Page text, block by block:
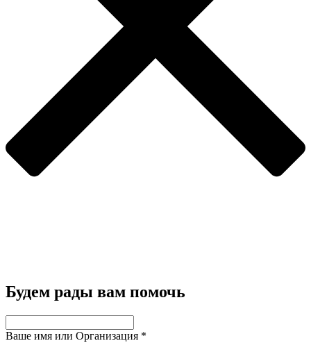
Будем рады вам помочь
Ваше имя или Организация *